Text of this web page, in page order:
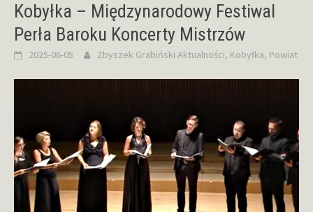
Kobyłka – Międzynarodowy Festiwal
Perła Baroku Koncerty Mistrzów
2025-06-05 Zbyszek Grabiński Aktualności, Kobyłka, Powiat